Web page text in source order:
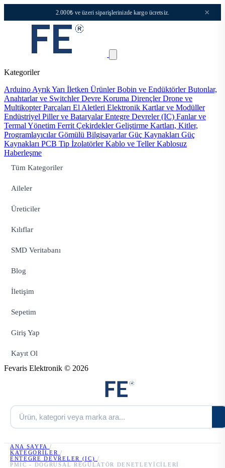
2.000₺ ve üzeri siparişlerinizde kargo ücretsiz. ×
Kategoriler
Arduino Ayrık Yarı İletken ÜrünlerBobin ve EndüktörlerButonlar,
Anahtarlar ve SwitchlerDevre Koruma DirençlerDrone ve
Multikopter Parçaları El Aletleri Elektronik Kartlar ve Modüller
Endüstriyel Piller ve BataryalarEntegre Devreler (IC) Fanlar ve
Termal Yönetim Ferrit ÇekirdeklerGeliştirme Kartları, Kitler,
ProgramlayıcılarGömülü BilgisayarlarGüç Kaynakları Güç
Kaynakları PCB Tip İzolatörlerKablo ve TellerKablosuz
Haberleşme
Tüm Kategoriler
Aileler
Üreticiler
Kılıflar
SMD Veritabanı
Blog
İletişim
Sepetim
Giriş Yap
Kayıt Ol
Fevaris Elektronik © 2026
ANA SAYFA /
KATEGORILER /
ENTEGRE DEVRELER (IC) /
PMIC - DOĞRUSAL REGÜLATÖR DENETLEYICILERI